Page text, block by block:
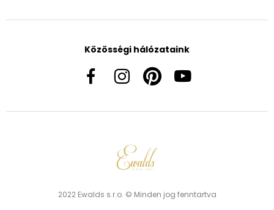
Közösségi hálózataink
2022 Ewalds s.r.o. © Minden jog fenntartva